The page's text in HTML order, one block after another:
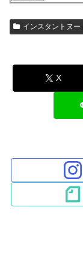
インスタントヌー
X